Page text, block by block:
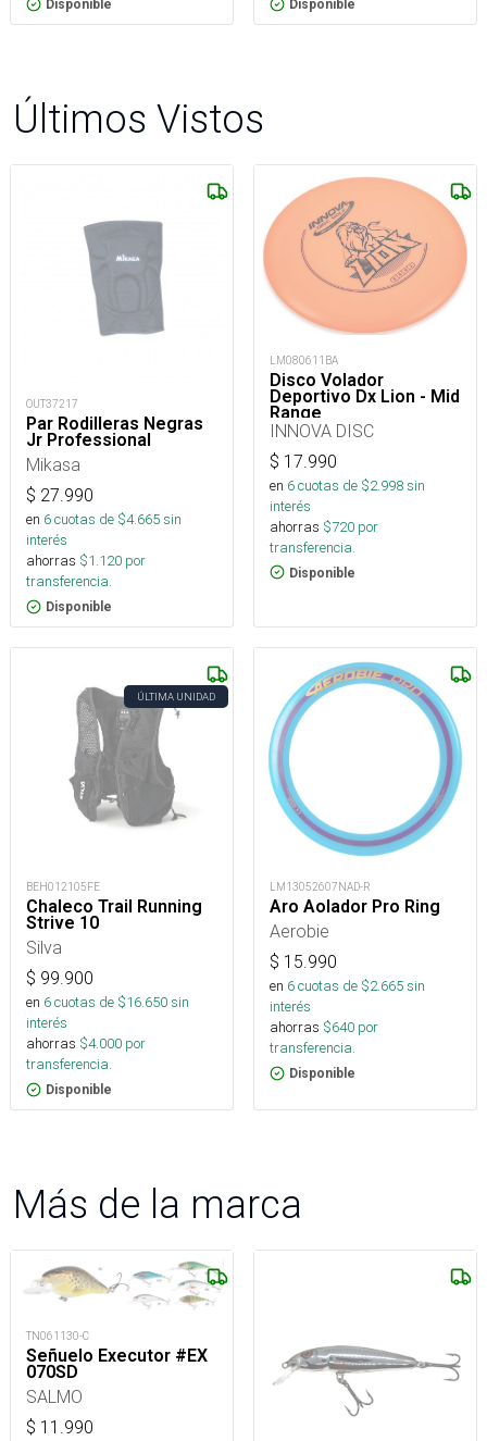
Disponible Disponible
Últimos Vistos
OUT37217
Par Rodilleras Negras
Jr Professional
Mikasa
$ 27.990
en 6cuotas de $4.665sin
interés
ahorras $1.120 por
transferencia.
Disponible
LM080611BA
Disco Volador
Deportivo Dx Lion - Mid
Range
INNOVA DISC
$ 17.990
en 6cuotas de $2.998sin
interés
ahorras $720 por
transferencia.
Disponible
ÚLTIMA UNIDAD
BEH012105FE
Chaleco Trail Running
Strive 10
Silva
$ 99.900
en 6cuotas de $16.650sin
interés
ahorras $4.000 por
transferencia.
Disponible
LM13052607NAD-R
Aro Aolador Pro Ring
Aerobie
$ 15.990
en 6cuotas de $2.665sin
interés
ahorras $640 por
transferencia.
Disponible
Más de la marca
TN061130-C
Señuelo Executor #EX
070SD
SALMO
$ 11.990